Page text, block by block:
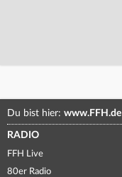
Du bist hier: www.FFH.de
RADIO
FFH Live
80er Radio